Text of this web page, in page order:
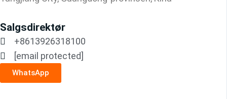
Salgsdirektør
+8613926318100
[email protected]
WhatsApp